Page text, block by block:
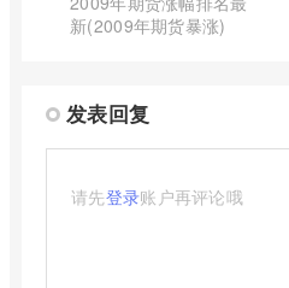
新(2009年期货暴涨)
发表回复
请先登录账户再评论哦